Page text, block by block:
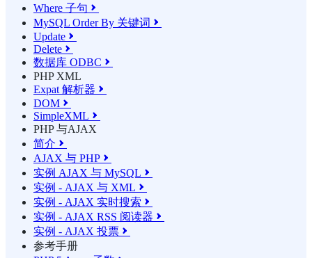
Where 子句 
MySQL Order By 关键词 
Update 
Delete 
数据库 ODBC 
PHP XML
Expat 解析器 
DOM 
SimpleXML 
PHP 与AJAX
简介 
AJAX 与 PHP 
实例 AJAX 与 MySQL 
实例 - AJAX 与 XML 
实例 - AJAX 实时搜索 
实例 - AJAX RSS 阅读器 
实例 - AJAX 投票 
参考手册